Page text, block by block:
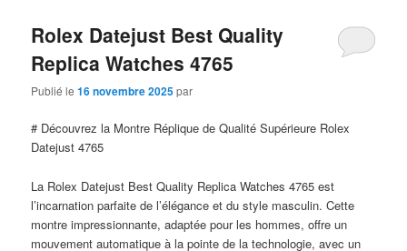
Rolex Datejust Best Quality
Replica Watches 4765
Publié le16 novembre 2025par
# Découvrez la Montre Réplique de Qualité Supérieure Rolex
Datejust 4765
La Rolex Datejust Best Quality Replica Watches 4765 est
l’incarnation parfaite de l’élégance et du style masculin. Cette
montre impressionnante, adaptée pour les hommes, offre un
mouvement automatique à la pointe de la technologie, avec un